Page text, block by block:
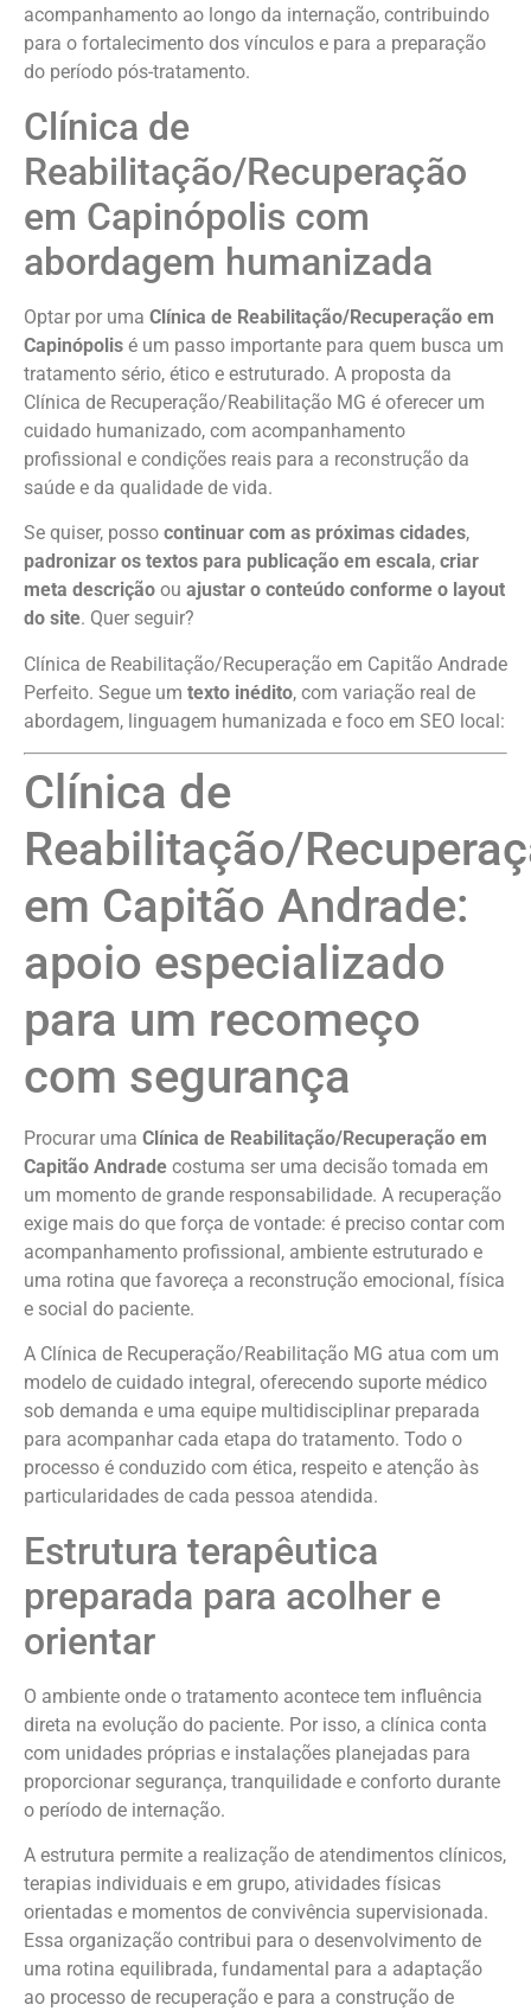
acompanhamento ao longo da internação, contribuindo
para o fortalecimento dos vínculos e para a preparação
do período pós-tratamento.
Clínica de
Reabilitação/Recuperação
em Capinópolis com
abordagem humanizada
Optar por uma Clínica de Reabilitação/Recuperação em
Capinópolis é um passo importante para quem busca um
tratamento sério, ético e estruturado. A proposta da
Clínica de Recuperação/Reabilitação MG é oferecer um
cuidado humanizado, com acompanhamento
profissional e condições reais para a reconstrução da
saúde e da qualidade de vida.
Se quiser, posso continuar com as próximas cidades,
padronizar os textos para publicação em escala, criar
meta descrição ou ajustar o conteúdo conforme o layout
do site. Quer seguir?
Clínica de Reabilitação/Recuperação em Capitão Andrade
Perfeito. Segue um texto inédito, com variação real de
abordagem, linguagem humanizada e foco em SEO local:
Clínica de
Reabilitação/
em Capitão Andrade:
apoio especializado
para um recomeço
com segurança
Procurar uma Clínica de Reabilitação/Recuperação em
Capitão Andrade costuma ser uma decisão tomada em
um momento de grande responsabilidade. A recuperação
exige mais do que força de vontade: é preciso contar com
acompanhamento profissional, ambiente estruturado e
uma rotina que favoreça a reconstrução emocional, física
e social do paciente.
A Clínica de Recuperação/Reabilitação MG atua com um
modelo de cuidado integral, oferecendo suporte médico
sob demanda e uma equipe multidisciplinar preparada
para acompanhar cada etapa do tratamento. Todo o
processo é conduzido com ética, respeito e atenção às
particularidades de cada pessoa atendida.
Estrutura terapêutica
preparada para acolher e
orientar
O ambiente onde o tratamento acontece tem influência
direta na evolução do paciente. Por isso, a clínica conta
com unidades próprias e instalações planejadas para
proporcionar segurança, tranquilidade e conforto durante
o período de internação.
A estrutura permite a realização de atendimentos clínicos,
terapias individuais e em grupo, atividades físicas
orientadas e momentos de convivência supervisionada.
Essa organização contribui para o desenvolvimento de
uma rotina equilibrada, fundamental para a adaptação
ao processo de recuperação e para a construção de